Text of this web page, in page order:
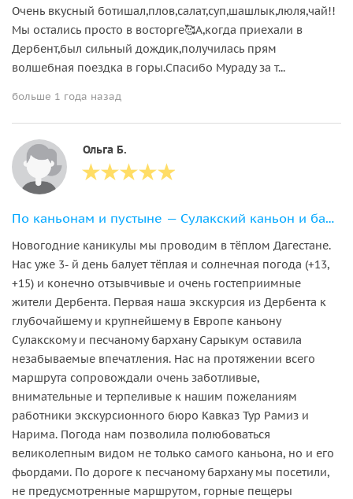
Очень вкусный ботишал,плов,салат,суп,шашлык,люля,чай!!
Мы остались просто в восторге🥰А,когда приехали в
Дербент,был сильный дождик,получилась прям
волшебная поездка в горы.Спасибо Мураду за т...
больше 1 года назад
Ольга Б.
По каньонам и пустыне — Сулакский каньон и бархан Сарыкум из Дербента
Новогодние каникулы мы проводим в тёплом Дагестане.
Нас уже 3- й день балует тёплая и солнечная погода (+13,
+15) и конечно отзывчивые и очень гостеприимные
жители Дербента. Первая наша экскурсия из Дербента к
глубочайшему и крупнейшему в Европе каньону
Сулакскому и песчаному бархану Сарыкум оставила
незабываемые впечатления. Нас на протяжении всего
маршрута сопровождали очень заботливые,
внимательные и терпеливые к нашим пожеланиям
работники экскурсионного бюро Кавказ Тур Рамиз и
Нарима. Погода нам позволила полюбоваться
великолепным видом не только самого каньона, но и его
фьордами. По дороге к песчаному бархану мы посетили,
не предусмотренные маршрутом, горные пещеры